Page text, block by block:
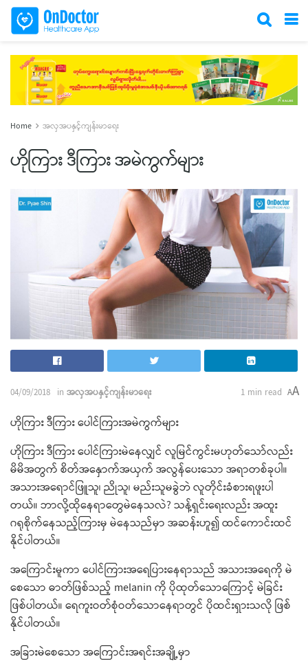
Home အလှအပနှင့်ကျန်းမာရေး
ဟိုကြား ဒီကြား အမဲကွက်များ
04/09/2018 in အလှအပနှင့်ကျန်းမာရေး 1 min read AA
ဟိုကြား ဒီကြား ပေါင်ကြားအမဲကွက်များ
ဟိုကြား ဒီကြား ပေါင်ကြားမဲနေလျှင် လူမြင်ကွင်းမဟုတ်သော်လည်း
မိမိအတွက် စိတ်အနှောက်အယှက် အလွန်ပေးသော အရာတစ်ခုပါ။
အသားအရောင်ဖြူသူ၊ ညိုသူ၊ မည်းသူမခွဲဘဲ လူတိုင်းခံစားရဖူးပါ
တယ်။ ဘာလို့ထိုနေရာတွေမဲနေသလဲ? သန့်ရှင်းရေးလည်း အထူး
ဂရုစိုက်နေသည့်ကြားမှ မဲနေသည်မှာ အဆန်းဟူ၍ ထင်ကောင်းထင်
နိုင်ပါတယ်။
အကြောင်းမူကာ ပေါင်ကြားအရေပြားနေရာသည် အသားအရေကို မဲ
စေသော ဓာတ်ဖြစ်သည့် melanin ကို ပိုထုတ်သောကြောင့် မဲခြင်း
ဖြစ်ပါတယ်။ ရေကူးဝတ်စုံဝတ်သောနေရာတွင် ပိုထင်းရှားသလို ဖြစ်
နိုင်ပါတယ်။
အခြားမဲစေသော အကြောင်းအရင်းအချို့မှာ